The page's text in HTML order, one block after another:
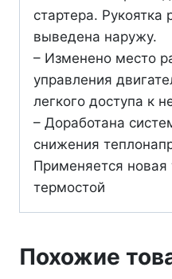
стартера. Рукоятка
выведена наружу.
– Изменено место
управления
легкого доступа к
– Доработана
снижения
Применяется
термостой
Похожие